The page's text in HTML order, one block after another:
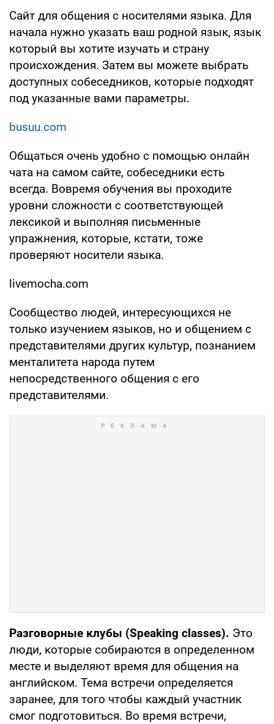
Сайт для общения с носителями языка. Для
начала нужно указать ваш родной язык, язык
который вы хотите изучать и страну
происхождения. Затем вы можете выбрать
доступных собеседников, которые подходят
под указанные вами параметры.
busuu.com
Общаться очень удобно с помощью онлайн
чата на самом сайте, собеседники есть
всегда. Вовремя обучения вы проходите
уровни сложности с соответствующей
лексикой и выполняя письменные
упражнения, которые, кстати, тоже
проверяют носители языка.
livemocha.com
Сообщество людей, интересующихся не
только изучением языков, но и общением с
представителями других культур, познанием
менталитета народа путем
непосредственного общения с его
представителями.
Разговорные клубы (Speaking classes). Это
люди, которые собираются в определенном
месте и выделяют время для общения на
английском. Тема встречи определяется
заранее, для того чтобы каждый участник
смог подготовиться. Во время встречи,